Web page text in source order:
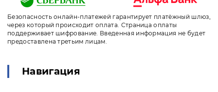
Безопасность онлайн-платежей гарантирует платёжный шлюз,
через который происходит оплата. Страница оплаты
поддерживает шифрование. Введенная информация не будет
предоставлена третьим лицам.
Навигация